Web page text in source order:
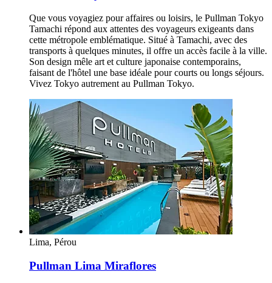
Que vous voyagiez pour affaires ou loisirs, le Pullman Tokyo
Tamachi répond aux attentes des voyageurs exigeants dans
cette métropole emblématique. Situé à Tamachi, avec des
transports à quelques minutes, il offre un accès facile à la ville.
Son design mêle art et culture japonaise contemporains,
faisant de l'hôtel une base idéale pour courts ou longs séjours.
Vivez Tokyo autrement au Pullman Tokyo.
Lima, Pérou
Pullman Lima Miraflores